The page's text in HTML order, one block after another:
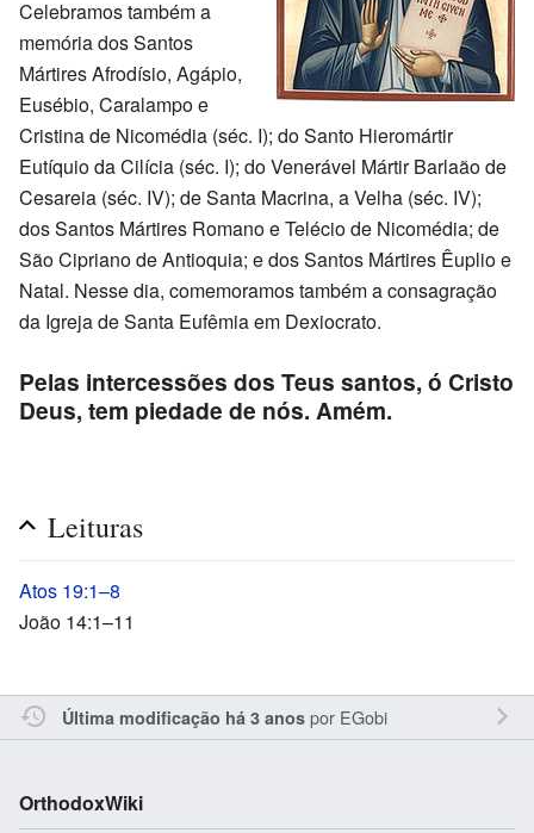
Celebramos também a
memória dos Santos
Mártires Afrodísio, Agápio,
Eusébio, Caralampo e
Cristina de Nicomédia (séc. I); do Santo Hieromártir
Eutíquio da Cilícia (séc. I); do Venerável Mártir Barlaão de
Cesareia (séc. IV); de Santa Macrina, a Velha (séc. IV);
dos Santos Mártires Romano e Telécio de Nicomédia; de
São Cipriano de Antioquia; e dos Santos Mártires Êuplio e
Natal. Nesse dia, comemoramos também a consagração
da Igreja de Santa Eufêmia em Dexiocrato.
Pelas intercessões dos Teus santos, ó Cristo
Deus, tem piedade de nós. Amém.
Leituras
Atos 19:1–8
João 14:1–11
Última modificação há 3 anospor EGobi
OrthodoxWiki